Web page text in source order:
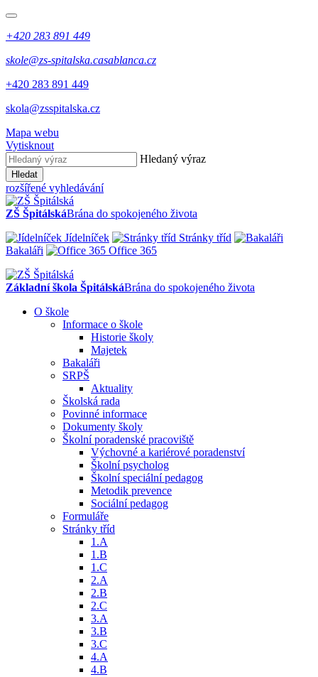
+420 283 891 449
skole@zs-spitalska.casablanca.cz
+420 283 891 449
skola@zsspitalska.cz
Mapa webu
Vytisknout
Hledaný výraz
Hledat
rozšířené vyhledávání
ZŠ ŠpitálskáBrána do spokojeného života
Jídelníček
Stránky tříd
Bakaláři
Office 365
Základní škola ŠpitálskáBrána do spokojeného života
O škole
Informace o škole
Historie školy
Majetek
Bakaláři
SRPŠ
Aktuality
Školská rada
Povinné informace
Dokumenty školy
Školní poradenské pracoviště
Výchovné a kariérové poradenství
Školní psycholog
Školní speciální pedagog
Metodik prevence
Sociální pedagog
Formuláře
Stránky tříd
1.A
1.B
1.C
2.A
2.B
2.C
3.A
3.B
3.C
4.A
4.B